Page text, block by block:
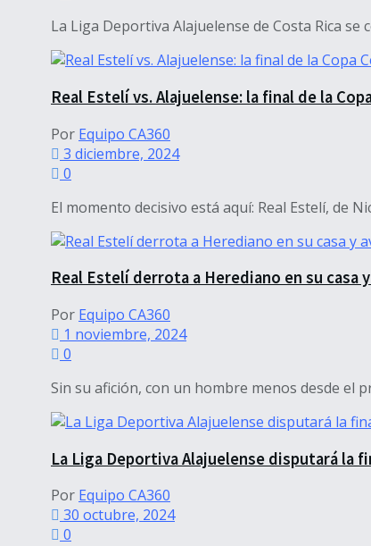
La Liga Deportiva Alajuelense de Costa Rica
Real Estelí vs. Alajuelense: la final de la
Por Equipo CA360
3 diciembre, 2024
0
El momento decisivo está aquí: Real Estelí, de
Real Estelí derrota a Herediano en su casa
Por Equipo CA360
1 noviembre, 2024
0
Sin su afición, con un hombre menos desde el
La Liga Deportiva Alajuelense disputará la
Por Equipo CA360
30 octubre, 2024
0